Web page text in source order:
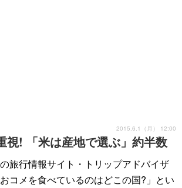
視! 「米は産地で選ぶ」約半数
2015.6.1（月） 12:00
旅行情報サイト・トリップアドバイザ
コメを食べているのはどこの国?」とい